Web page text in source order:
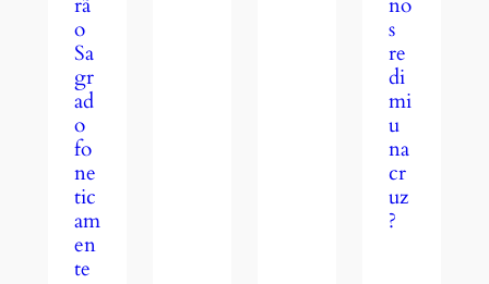
o
Sa
gr
ad
o
fo
ne
tic
am
en
te
s
re
di
mi
u
na
cr
uz
?